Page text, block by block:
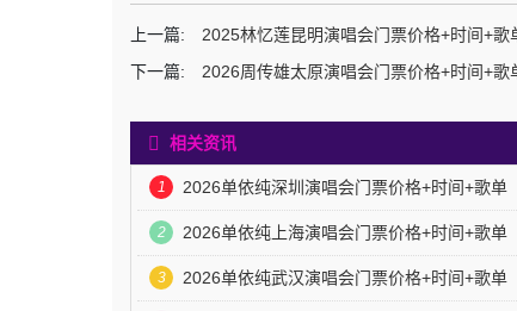
上一篇: 2025林忆莲昆明演唱会门票价格+时间+歌
下一篇: 2026周传雄太原演唱会门票价格+时间+歌
相关资讯
1 2026单依纯深圳演唱会门票价格+时间+歌单
2 2026单依纯上海演唱会门票价格+时间+歌单
3 2026单依纯武汉演唱会门票价格+时间+歌单